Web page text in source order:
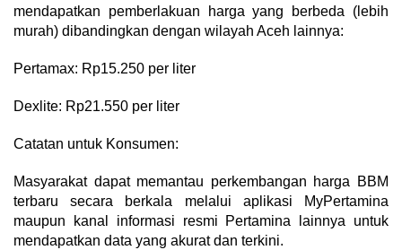
mendapatkan pemberlakuan harga yang berbeda (lebih
murah) dibandingkan dengan wilayah Aceh lainnya:
Pertamax: Rp15.250 per liter
Dexlite: Rp21.550 per liter
Catatan untuk Konsumen:
Masyarakat dapat memantau perkembangan harga BBM
terbaru secara berkala melalui aplikasi MyPertamina
maupun kanal informasi resmi Pertamina lainnya untuk
mendapatkan data yang akurat dan terkini.